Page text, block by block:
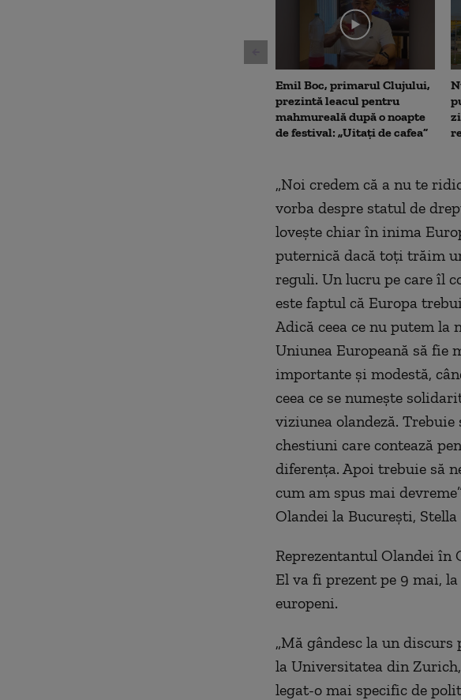
seconds
Volume
Emil Boc, primarul Clujului,
prezintă leacul pentru
mahmureală după o noapte
de festival: „Uitați de cafea”
„Noi credem că a nu te
vorba despre statul de
loveşte chiar în inima
puternică dacă toţi trăim
reguli. Un lucru pe care îl
este faptul că Europa
Adică ceea ce nu putem la
Uniunea Europeană să fie
importante şi modestă,
ceea ce se numeşte
viziunea olandeză.
chestiuni care contează
diferenţa. Apoi trebuie să
cum am spus mai
Olandei la București,
Reprezentantul Olandei în
El va fi prezent pe 9 mai, la
europeni.
„Mă gândesc la un
la Universitatea din
legat-o mai specific de